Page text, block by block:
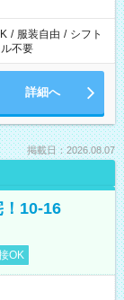
/ 服装自由 / シフト
不要
詳細へ
掲載日：2026.08.07
10-16
OK